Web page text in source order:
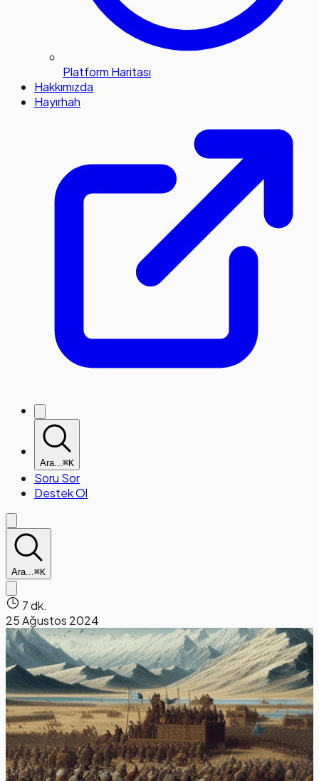
Platform Haritası
Hakkımızda
Hayırhah
Ara...⌘K
Soru Sor
Destek Ol
Ara...⌘K
7 dk.
25 Ağustos 2024